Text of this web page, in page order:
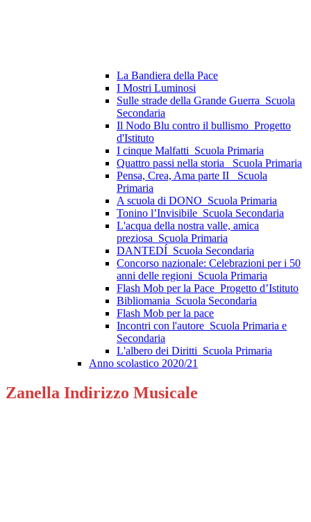
La Bandiera della Pace
I Mostri Luminosi
Sulle strade della Grande Guerra_Scuola
Secondaria
Il Nodo Blu contro il bullismo_Progetto
d'Istituto
I cinque Malfatti_Scuola Primaria
Quattro passi nella storia_ Scuola Primaria
Pensa, Crea, Ama parte II _Scuola
Primaria
A scuola di DONO_Scuola Primaria
Tonino l’Invisibile_Scuola Secondaria
L'acqua della nostra valle, amica
preziosa_Scuola Primaria
DANTEDÍ_Scuola Secondaria
Concorso nazionale: Celebrazioni per i 50
anni delle regioni_Scuola Primaria
Flash Mob per la Pace_Progetto d’Istituto
Bibliomania_Scuola Secondaria
Flash Mob per la pace
Incontri con l'autore_Scuola Primaria e
Secondaria
L'albero dei Diritti_Scuola Primaria
Anno scolastico 2020/21
Zanella Indirizzo Musicale